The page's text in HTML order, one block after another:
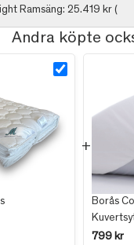
Ramsäng: 25.419 kr (
Andra köpte
Borås
799 kr